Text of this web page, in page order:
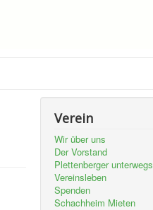
Verein
Wir über uns
Der Vorstand
Plettenberger unterwegs
Vereinsleben
Spenden
Schachheim Mieten